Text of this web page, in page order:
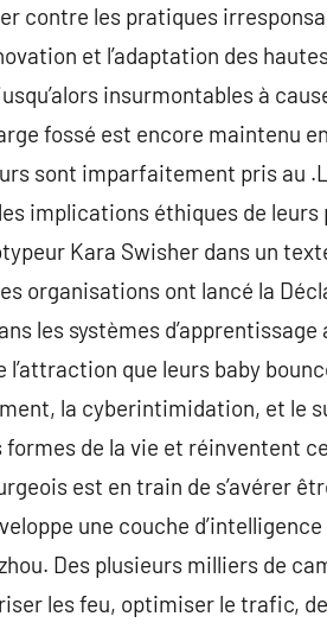
contre les pratiques
et l’adaptation des
insurmontables à
fossé est encore maintenu
sont imparfaitement pris au
implications éthiques de
Kara Swisher dans un
organisations ont lancé la
les systèmes
l’attraction que leurs baby
la cyberintimidation, et le
de la vie et réinventent
est en train de s’avérer
une couche
Des plusieurs milliers de
les feu, optimiser le trafic,